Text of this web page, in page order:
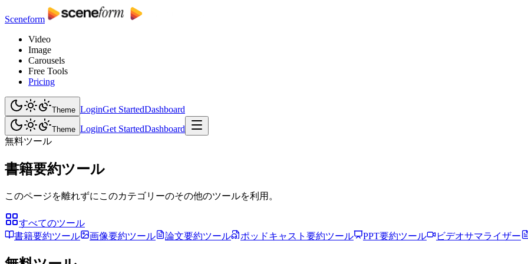
Sceneform
Video
Image
Carousels
Free Tools
Pricing
Theme LoginGet StartedDashboard
Theme LoginGet StartedDashboard
無料ツール
書籍要約ツール
このページを離れずにこのカテゴリーのその他のツールを利用。
すべてのツール
書籍要約ツール
画像要約ツール 論文要約ツール ポッドキャスト要約ツール PPT要約ツール ビデオサマライザー